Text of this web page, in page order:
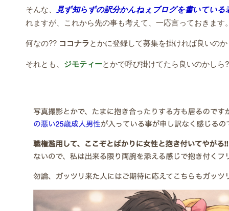
そんな、 見ず知らずの訳分かんねぇブログを書いてい
れますが、これから先の事も考えて、一応言っておきます
何なの?? ココナラとかに登録して募集を掛ければ良いの
それとも、 ジモティーとかで呼び掛けてたら良いのかしら